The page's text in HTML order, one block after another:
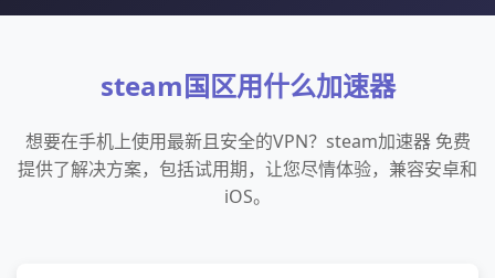
steam国区用什么加速器
想要在手机上使用最新且安全的VPN？steam加速器 免费
提供了解决方案，包括试用期，让您尽情体验，兼容安卓和
iOS。